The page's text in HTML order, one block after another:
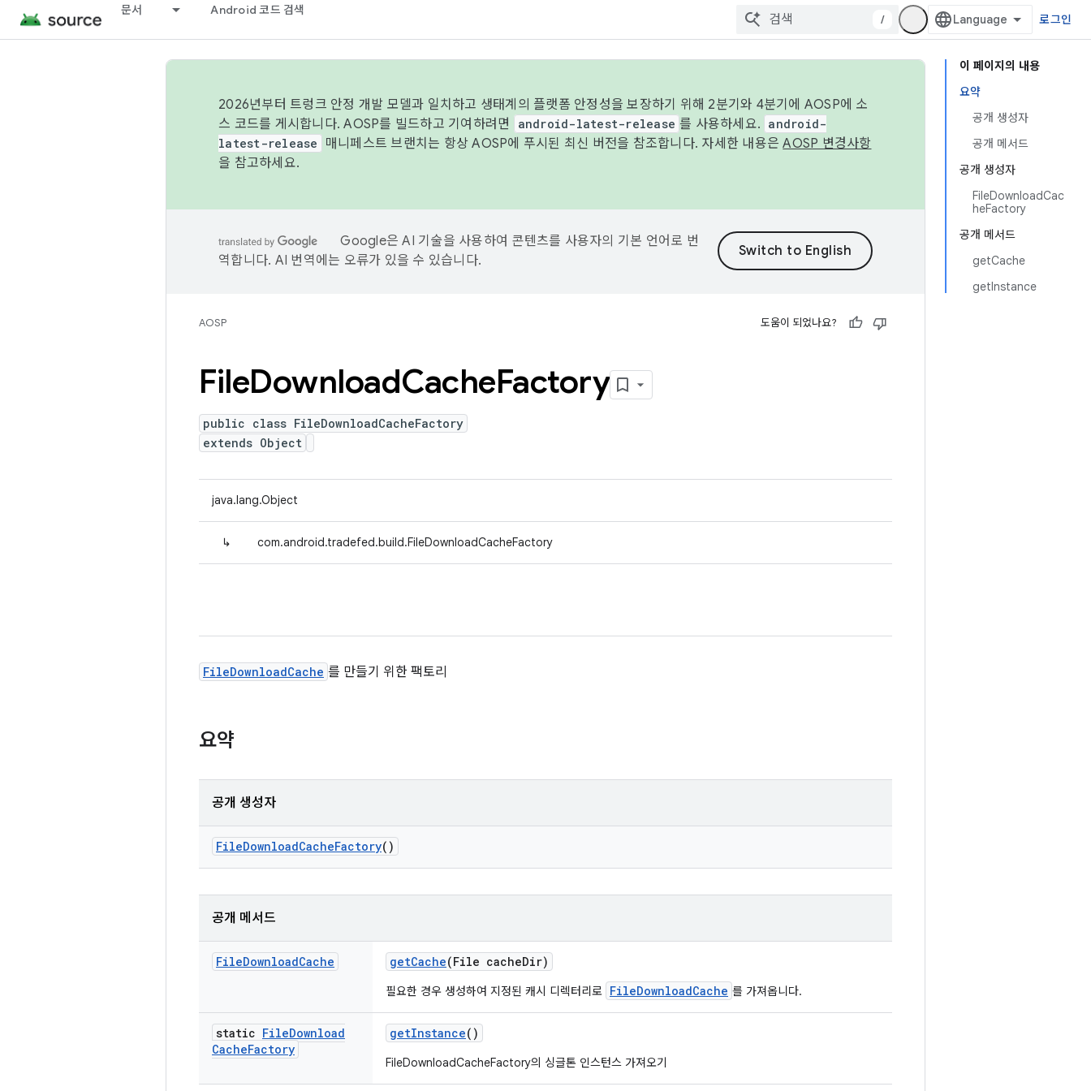
문서 Android 코드 검색
/ 로그인
이 페이지의 내용
요약
공개 생성자
공개 메서드
공개 생성자
FileDownloadCac
heFactory
공개 메서드
getCache
getInstance
2026년부터 트렁크 안정 개발 모델과 일치하고 생태계의 플랫폼 안정성을 보장하기 위해 2분기와 4분기에 AOSP에 소
스 코드를 게시합니다. AOSP를 빌드하고 기여하려면
android-latest-release 를 사용하세요. android-
latest-release
매니페스트 브랜치는 항상 AOSP에 푸시된 최신 버전을 참조합니다. 자세한 내용은AOSP 변경사항
을 참고하세요.
Google은 AI 기술을 사용하여 콘텐츠를 사용자의 기본 언어로 번
역합니다. AI 번역에는 오류가 있을 수 있습니다.
AOSP 도움이 되었나요?
FileDownloadCacheFactory
public class FileDownloadCacheFactory
extends Object
java.lang.Object
↳ com.android.tradefed.build.FileDownloadCacheFactory
FileDownloadCache 를 만들기 위한 팩토리
요약
공개 생성자
FileDownloadCacheFactory()
공개 메서드
FileDownloadCache getCache(File cacheDir)
필요한 경우 생성하여 지정된 캐시 디렉터리로 FileDownloadCache 를 가져옵니다.
static FileDownload
CacheFactory
getInstance()
FileDownloadCacheFactory의 싱글톤 인스턴스 가져오기